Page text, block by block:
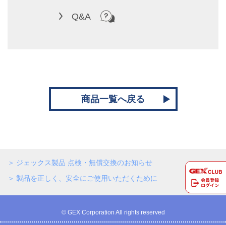
Q&A
商品一覧へ戻る
ジェックス製品 点検・無償交換のお知らせ
製品を正しく、安全にご使用いただくために
© GEX Corporation All rights reserved